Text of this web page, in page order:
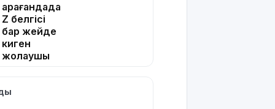
Қарағандада
Z белгісі
бар жейде
киген
жолаушы
түсті